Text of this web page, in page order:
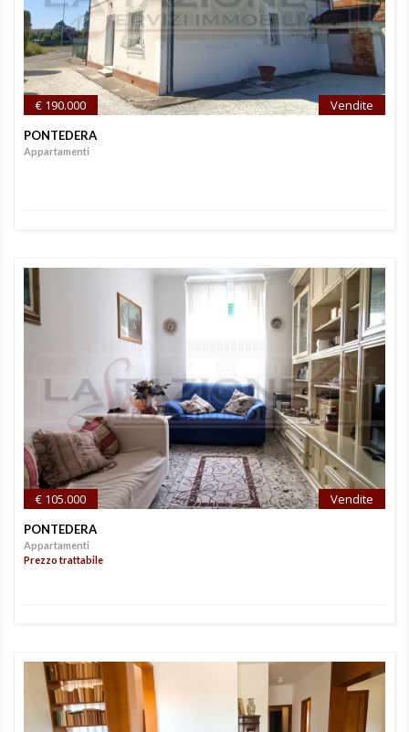
€ 190.000 Vendite
PONTEDERA
Appartamenti
€ 105.000 Vendite
PONTEDERA
Appartamenti
Prezzo trattabile